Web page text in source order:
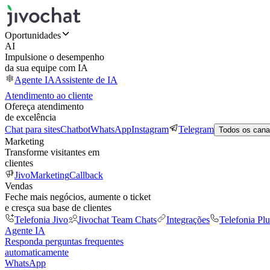
Oportunidades
AI
Impulsione o desempenho
da sua equipe com IA
Agente IAAssistente de IA
Atendimento ao cliente
Ofereça atendimento
de excelência
Chat para sitesChatbotWhatsAppInstagram Telegram Todos os
Marketing
Transforme visitantes em
clientes
JivoMarketingCallback
Vendas
Feche mais negócios, aumente o ticket
e cresça sua base de clientes
Telefonia Jivo
Jivochat Team Chats Integrações Telefonia
Agente IA
Responda perguntas frequentes
automaticamente
WhatsApp